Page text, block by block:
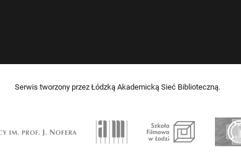
Serwis tworzony przez Łódzką Akademicką Sieć Biblioteczną.